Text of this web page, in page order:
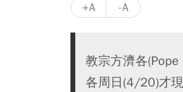
+A -A
教宗方濟各
各周日(4/20)才